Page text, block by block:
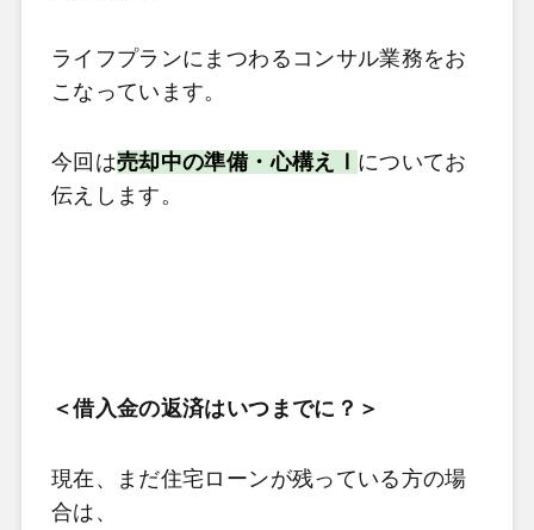
ライフプランにまつわるコンサル業務をお
こなっています。
今回は売却中の準備・心構えⅠ についてお
伝えします。
＜借入金の返済はいつまでに？ ＞
現在、まだ住宅ローンが残っている方の場
合は、